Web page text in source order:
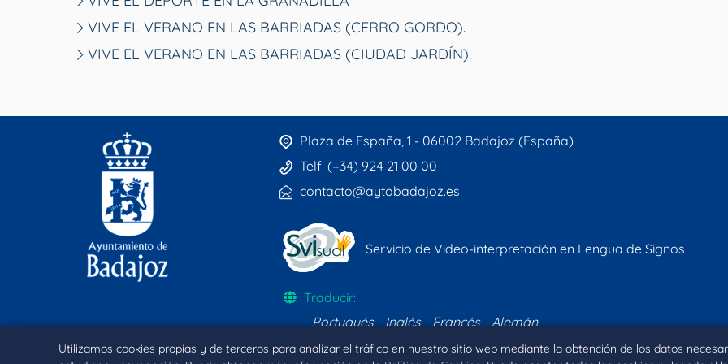
Utilizamos cookies propias y de terceros para analizar el tráfico en nuestro sitio web mediante la obtención de los datos
VIVE EL VERANO EN LAS BARRIADAS (CERRO GORDO).
VIVE EL VERANO EN LAS BARRIADAS (CIUDAD JARDÍN).
Plaza de España, 1 - 06002 Badajoz (España)
Telf. (+34) 924 21 00 00
contacto@aytobadajoz.es
Servicio de Video-interpretación en Lengua de Signos
Traducir:
Portugués
Inglés Francés Alemán